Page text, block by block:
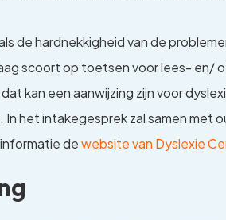
hardnekkigheid van de
scoort op toetsen voor lees- en/
kan een aanwijzing zijn voor
het intakegesprek zal samen met
dewebsite van Dyslexie